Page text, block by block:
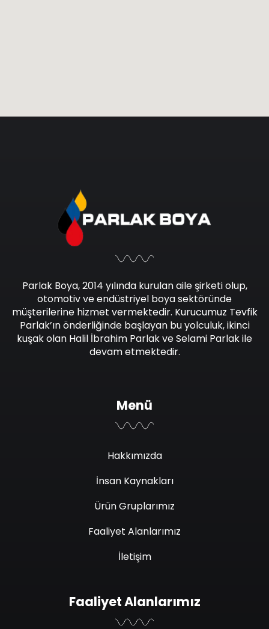
Parlak Boya, 2014 yılında kurulan aile şirketi olup,
otomotiv ve endüstriyel boya sektöründe
müşterilerine hizmet vermektedir. Kurucumuz Tevfik
Parlak’ın önderliğinde başlayan bu yolculuk, ikinci
kuşak olan Halil İbrahim Parlak ve Selami Parlak ile
devam etmektedir.
Menü
Hakkımızda
İnsan Kaynakları
Ürün Gruplarımız
Faaliyet Alanlarımız
İletişim
Faaliyet Alanlarımız